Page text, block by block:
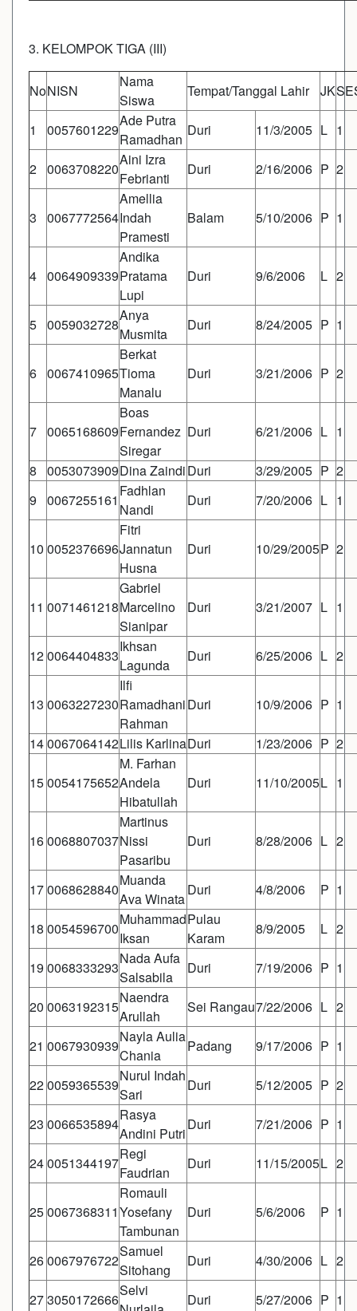
3. KELOMPOK TIGA (III)
NoNISN
Nama
Siswa
Tempat/Tanggal Lahir JK
1 0057601229
Ade Putra
Ramadhan
Duri 11/3/2005 L 1
2 0063708220
Aini Izra
Febrianti
Duri 2/16/2006 P 2
3 0067772564
Amellia
Indah
Pramesti
Balam 5/10/2006 P 1
4 0064909339
Andika
Pratama
Lupi
Duri 9/6/2006 L 2
5 0059032728
Anya
Musmita
Duri 8/24/2005 P 1
6 0067410965
Berkat
Tioma
Manalu
Duri 3/21/2006 P 2
7 0065168609
Boas
Fernandez
Siregar
Duri 6/21/2006 L 1
8 0053073909Dina ZaindiDuri 3/29/2005 P 2
9
0067255161
Fadhlan
Nandi
Duri 7/20/2006 L 1
10 0052376696
Fitri
Jannatun
Husna
Duri 10/29/2005P 2
11 0071461218
Gabriel
Marcelino
Sianipar
Duri 3/21/2007 L 1
120064404833
Ikhsan
Lagunda
Duri 6/25/2006 L 2
13 0063227230
Ilfi
Ramadhani
Rahman
Duri 10/9/2006 P 1
140067064142Lilis KarlinaDuri 1/23/2006 P 2
150054175652
M. Farhan
Andela
Hibatullah
Duri 11/10/2005L 1
160068807037
Martinus
Nissi
Pasaribu
Duri 8/28/2006 L 2
170068628840
Muanda
Ava Winata
Duri 4/8/2006 P 1
18 0054596700
Muhammad
Iksan
Pulau
Karam
8/9/2005 L 2
19 0068333293
Nada Aufa
Salsabila
Duri 7/19/2006 P 1
20 0063192315
Naendra
Arullah
Sei Rangau7/22/2006 L 2
21 0067930939
Nayla Aulia
Chania
Padang 9/17/2006 P 1
220059365539
Nurul Indah
Sari
Duri 5/12/2005 P 2
23 0066535894
Rasya
Andini Putri
Duri 7/21/2006 P 1
240051344197
Regi
Faudrian
Duri 11/15/2005L 2
250067368311
Romauli
Yosefany
Tambunan
Duri 5/6/2006 P 1
260067976722
Samuel
Sitohang
Duri 4/30/2006 L 2
273050172666
Selvi
Duri 5/27/2006 P 1